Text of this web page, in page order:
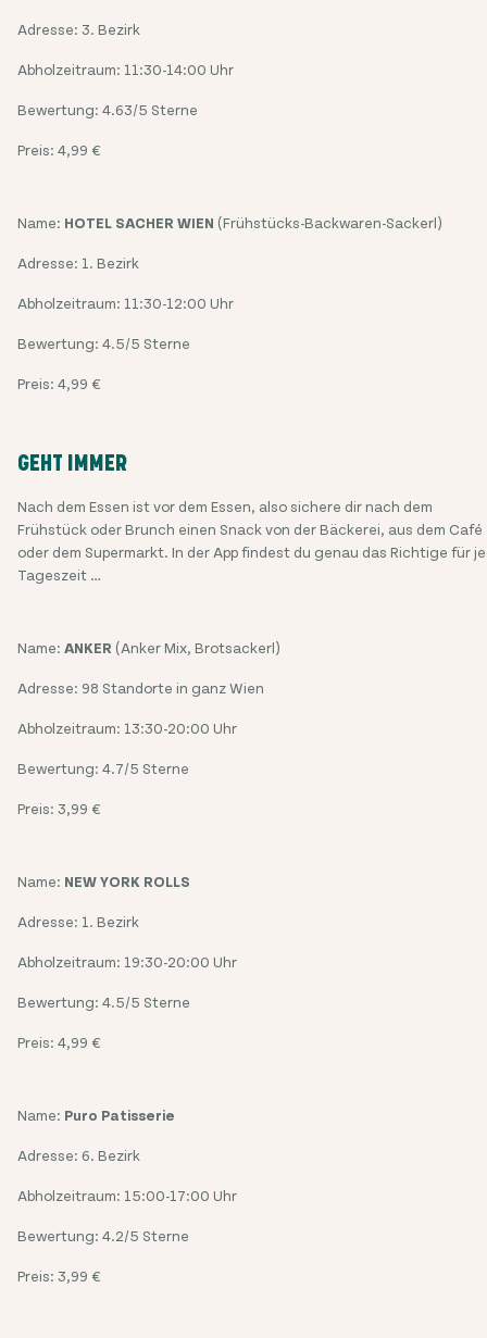
Adresse: 3. Bezirk
Abholzeitraum: 11:30-14:00 Uhr
Bewertung: 4.63/5 Sterne
Preis: 4,99 €
Name: HOTEL SACHER WIEN (Frühstücks-Backwaren-Sackerl)
Adresse: 1. Bezirk
Abholzeitraum: 11:30-12:00 Uhr
Bewertung: 4.5/5 Sterne
Preis: 4,99 €
GEHT IMMER
Nach dem Essen ist vor dem Essen, also sichere dir nach dem
Frühstück oder Brunch einen Snack von der Bäckerei, aus dem Café
oder dem Supermarkt. In der App findest du genau das Richtige für
Tageszeit …
Name: ANKER (Anker Mix, Brotsackerl)
Adresse: 98 Standorte in ganz Wien
Abholzeitraum: 13:30-20:00 Uhr
Bewertung: 4.7/5 Sterne
Preis: 3,99 €
Name: NEW YORK ROLLS
Adresse: 1. Bezirk
Abholzeitraum: 19:30-20:00 Uhr
Bewertung: 4.5/5 Sterne
Preis: 4,99 €
Name: Puro Patisserie
Adresse: 6. Bezirk
Abholzeitraum: 15:00-17:00 Uhr
Bewertung: 4.2/5 Sterne
Preis: 3,99 €